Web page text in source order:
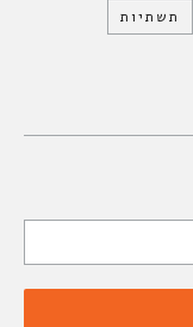
תשתיות